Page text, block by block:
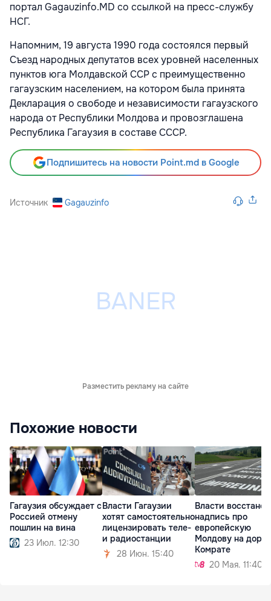
портал Gagauzinfo.MD со ссылкой на пресс-службу
НСГ.
Напомним, 19 августа 1990 года состоялся первый
Съезд народных депутатов всех уровней населенных
пунктов юга Молдавской ССР с преимущественно
гагаузским населением, на котором была принята
Декларация о свободе и независимости гагаузского
народа от Республики Молдова и провозглашена
Республика Гагаузия в составе СССР.
Подпишитесь на новости Point.md в Google
Источник Gagauzinfo
Разместить рекламу на сайте
Похожие новости
Гагаузия обсуждает с
Россией отмену
пошлин на вина
23 Июл. 12:30
Власти Гагаузии
хотят самостоятельно
лицензировать теле-
и радиостанции
28 Июн. 15:40
Власти
надпись про
европейскую
Молдову на
Комрате
20 Мая. 11:40